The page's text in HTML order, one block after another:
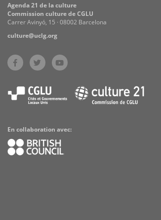
Agenda 21 de la culture
Commission culture de CGLU
Carrer Avinyó, 15 · 08002 Barcelona
culture@uclg.org
En collaboration avec: